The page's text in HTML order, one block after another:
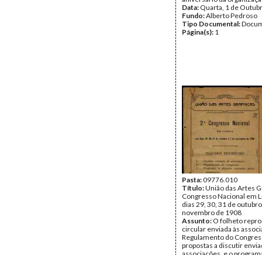
Data: Quarta, 1 de
Fundo:Alberto Pedroso
Tipo Documental:
Página(s): 1
Pasta:09776.010
Título:União das Artes
Congresso Nacional em
dias 29, 30, 31 de
novembro de 1908
Assunto: O folheto
circular enviada às
Regulamento do
propostas a discutir